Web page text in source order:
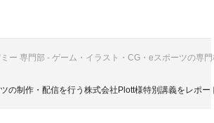
ー 専門部 - ゲーム・イラスト・CG・eスポーツの専
ツの制作・配信を行う株式会社Plott様特別講義をレポ